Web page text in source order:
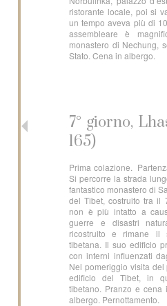
ristorante locale, poi si
un tempo aveva più di
assembleare è
monastero di Nechung,
Stato. Cena in albergo.
7° giorno,
165)
Prima colazione.
Si percorre la strada
fantastico monastero di
del Tibet, costruito tra il
non è più intatto a
guerre e disastri
ricostruito e rimane il
tibetana. Il suo edificio
con interni influenzati
Nel pomeriggio visita
edificio del Tibet, in
tibetano. Pranzo e cena
albergo. Pernottamento.